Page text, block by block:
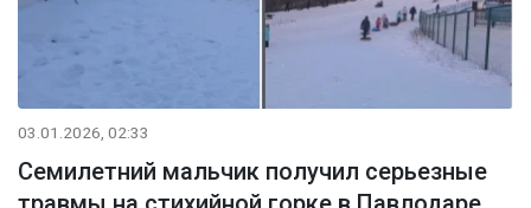
03.01.2026, 02:33
Семилетний мальчик получил серьезные